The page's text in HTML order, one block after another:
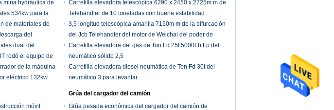
mina hydráulica de
534kw para la
de materiales de
del
dual del
rodó el equipo de
de la máquina
eléctrico 132kw
Carretilla elevadora telescópica 6290 x 2450 x 2725m m de
Telehandler de 10 toneladas con buena estabilidad
3,5 longitud telescópica amarilla 7150m m de la bifurcación
del Jcb Telehandler del motor de Weichai del poder de
/strong de la carretilla elevadora de la tonelada 7850KG
Telehandler
Carretilla elevadora del gas de Ton Fd 25t 5000Lb Lp del
neumático sólido 2,5
Carretilla elevadora diesel neumática de Ton Fd 30t del
neumático 3 para levantar
móvil
Grúa del cargador del camión
Grúa pesada económica del cargador del camión de